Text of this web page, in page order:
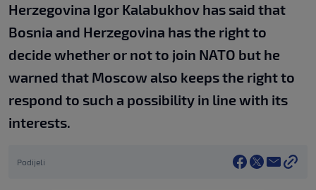
Herzegovina Igor Kalabukhov has said that
Bosnia and Herzegovina has the right to
decide whether or not to join NATO but he
warned that Moscow also keeps the right to
respond to such a possibility in line with its
interests.
Podijeli